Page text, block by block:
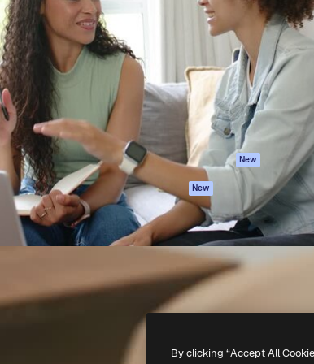
para você direcionar
Mais de 1 milhão de
criativos, empresas,
Assistente de IA
imagens
Gerador de vídeos
Texto para voz
Conteúdo de stock
MCP para
Claude/ChatGPT
New
Agentes New
App móvel
Todas as
ferramentas
Termos e
Política
Central
Todos os direitos reservados.
By clicking “Accept All